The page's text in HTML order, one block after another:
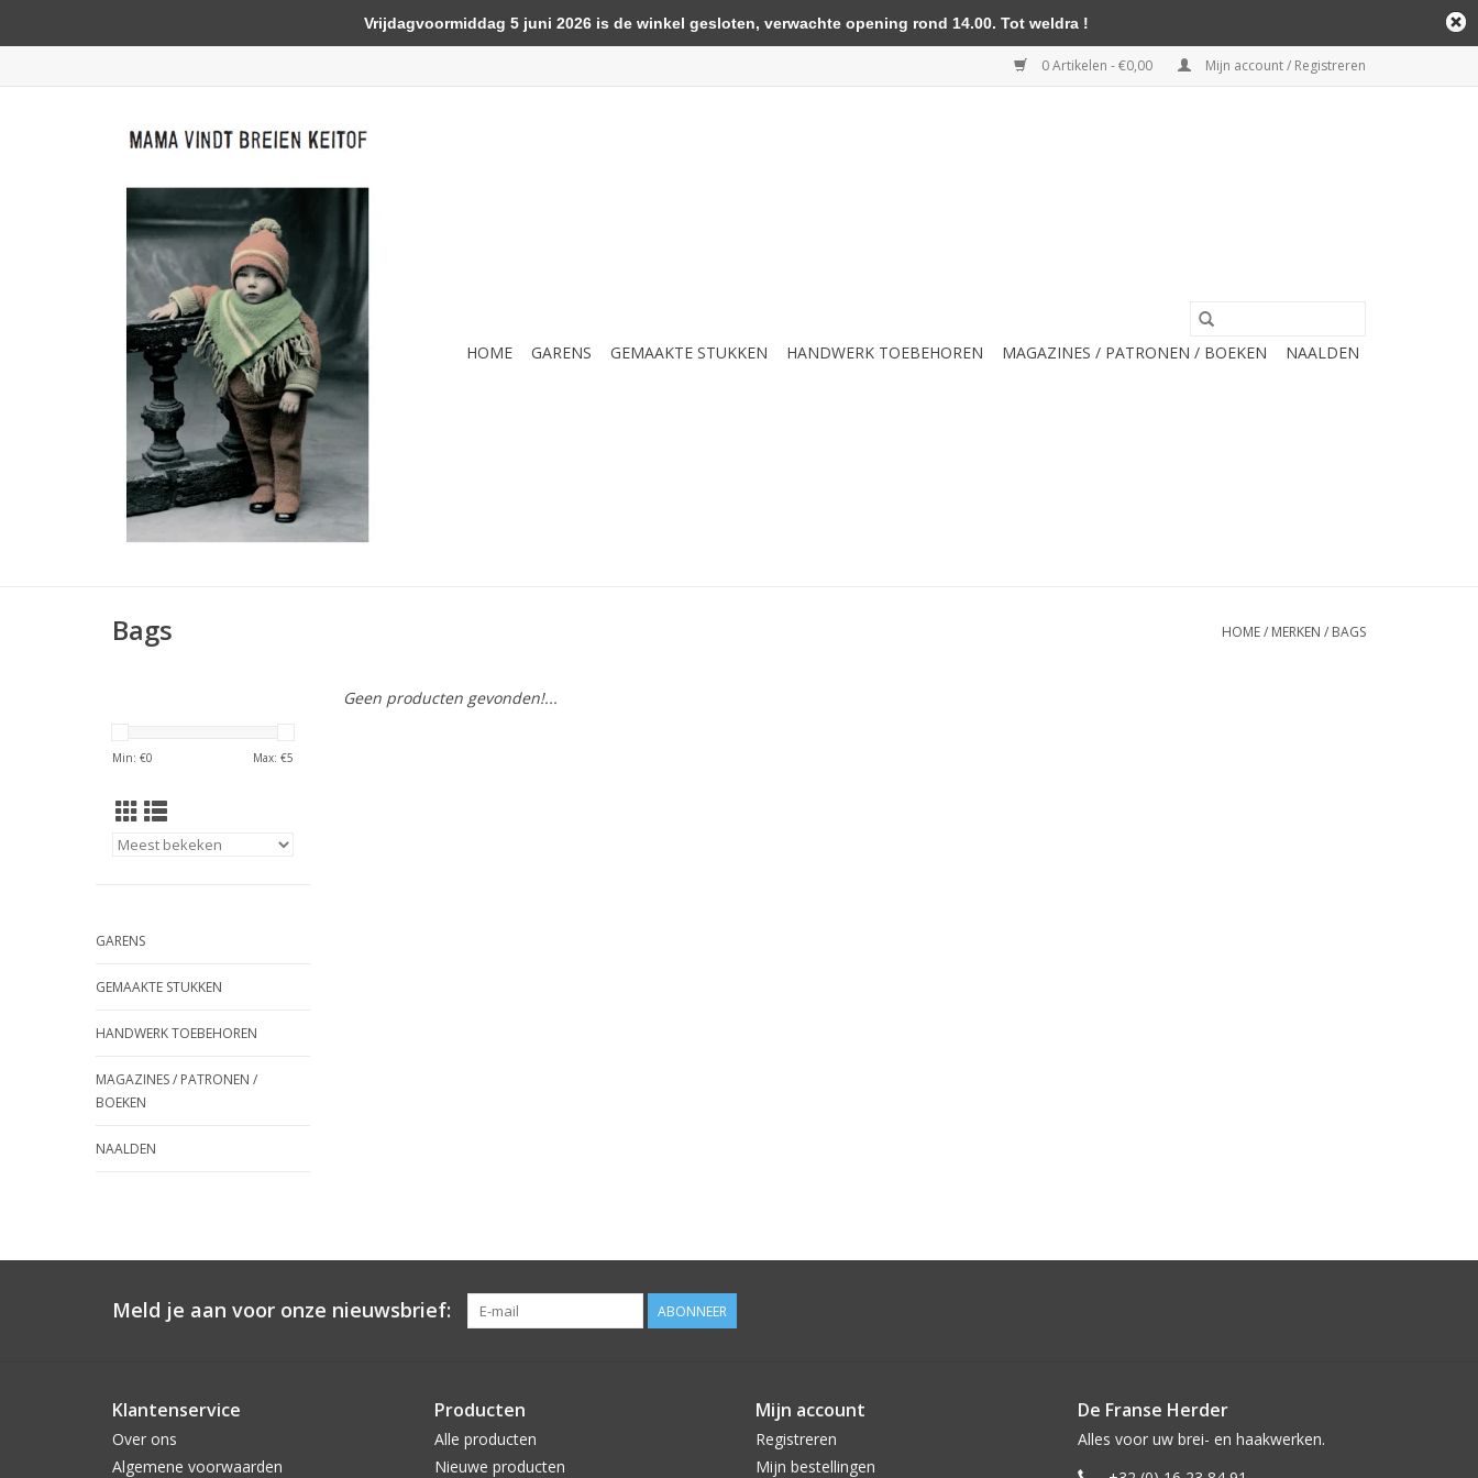
0 Artikelen - €0,00 Mijn account / Registreren
HOME GARENS GEMAAKTE STUKKEN HANDWERK TOEBEHOREN MAGAZINES / PATRONEN / BOEKEN NAALDEN
Bags HOME/ MERKEN / BAGS
Min: €0 Max: €5
GARENS
GEMAAKTE STUKKEN
HANDWERK TOEBEHOREN
MAGAZINES / PATRONEN /
BOEKEN
NAALDEN
Geen producten gevonden!...
Meld je aan voor onze nieuwsbrief: ABONNEER
Klantenservice
Over ons
Algemene voorwaarden
Producten
Alle producten
Nieuwe producten
Mijn account
Registreren
Mijn bestellingen
De Franse Herder
Alles voor uw brei- en haakwerken.
Vrijdagvoormiddag 5 juni 2026 is de winkel gesloten, verwachte opening rond 14.00. Tot weldra !